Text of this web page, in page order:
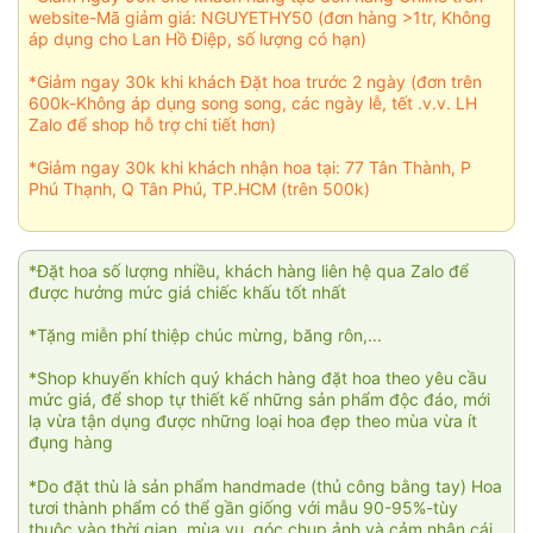
website-Mã giảm giá: NGUYETHY50 (đơn hàng >1tr, Không
áp dụng cho Lan Hồ Điệp, số lượng có hạn)
*Giảm ngay 30k khi khách Đặt hoa trước 2 ngày (đơn trên
600k-Không áp dụng song song, các ngày lễ, tết .v.v. LH
Zalo để shop hỗ trợ chi tiết hơn)
*Giảm ngay 30k khi khách nhận hoa tại: 77 Tân Thành, P
Phú Thạnh, Q Tân Phú, TP.HCM (trên 500k)
*Đặt hoa số lượng nhiều, khách hàng liên hệ qua Zalo để
được hưởng mức giá chiếc khấu tốt nhất
*Tặng miễn phí thiệp chúc mừng, băng rôn,...
*Shop khuyến khích quý khách hàng đặt hoa theo yêu cầu
mức giá, để shop tự thiết kế những sản phẩm độc đáo, mới
lạ vừa tận dụng được những loại hoa đẹp theo mùa vừa ít
đụng hàng
*Do đặt thù là sản phẩm handmade (thủ công bằng tay) Hoa
tươi thành phẩm có thể gần giống với mẫu 90-95%-tùy
thuộc vào thời gian, mùa vụ, góc chụp ảnh và cảm nhận cái